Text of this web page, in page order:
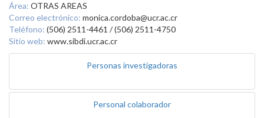
Área: OTRAS AREAS
Correo electrónico: monica.cordoba@ucr.ac.cr
Teléfono: (506) 2511-4461 / (506) 2511-4750
Sitio web: www.sibdi.ucr.ac.cr
Personas investigadoras
Personal colaborador